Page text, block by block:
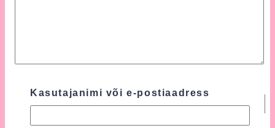
Kasutajanimi või e-postiaadress